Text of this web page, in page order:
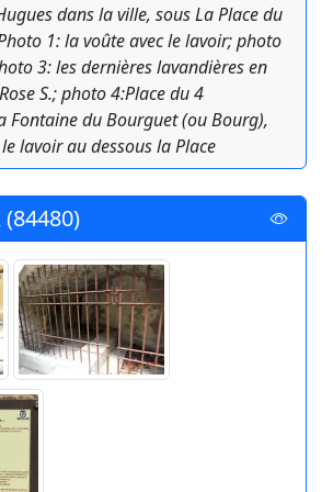
dans la ville, sous La Place du
1: la voûte avec le lavoir; photo
3: les dernières lavandières en
S.; photo 4:Place du 4
Fontaine du Bourguet (ou Bourg),
lavoir au dessous la Place